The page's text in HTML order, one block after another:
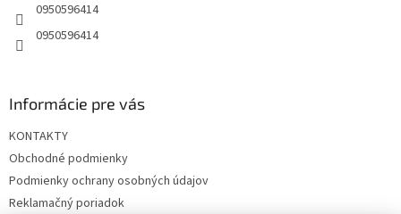
0950596414
0950596414
Informácie pre vás
KONTAKTY
Obchodné podmienky
Podmienky ochrany osobných údajov
Reklamačný poriadok